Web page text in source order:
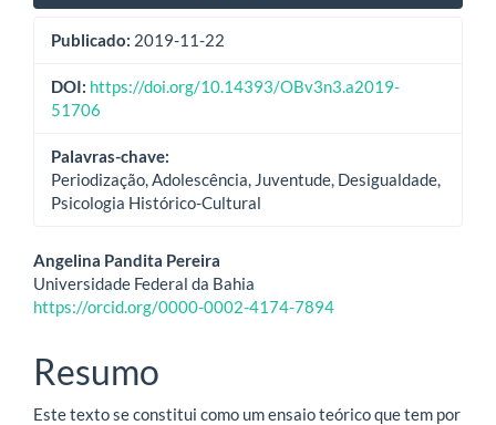
Publicado: 2019-11-22
DOI: https://doi.org/10.14393/OBv3n3.a2019-
51706
Palavras-chave:
Periodização, Adolescência, Juventude, Desigualdade,
Psicologia Histórico-Cultural
Conteúdo
do
principal
Angelina Pandita Pereira
Universidade Federal da Bahia
https://orcid.org/0000-0002-4174-7894
Resumo
Este texto se constitui como um ensaio teórico que tem por